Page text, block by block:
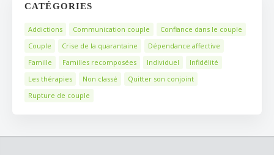
CATÉGORIES
Addictions Communication couple
Confiance dans le couple
Couple
Crise de la quarantaine
Dépendance affective
Famille
Familles recomposées Individuel
Infidélité
Les thérapies
Non classé
Quitter son conjoint
Rupture de couple